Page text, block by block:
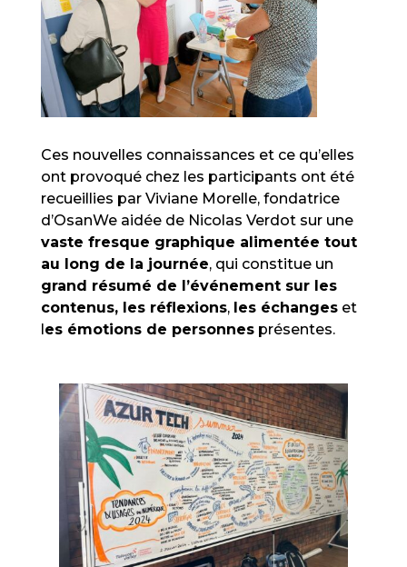
Ces nouvelles connaissances et ce qu’elles
ont provoqué chez les participants ont été
recueillies par Viviane Morelle, fondatrice
d’OsanWe aidée de Nicolas Verdot sur une
vaste fresque graphique alimentée tout
au long de la journée, qui constitue un
grand résumé de l’événement sur les
contenus, les réflexions, les échangeset
les émotions de personnesprésentes.